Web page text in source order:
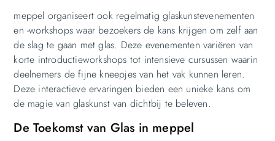
meppel organiseert ook regelmatig glaskunstevenementen
en -workshops waar bezoekers de kans krijgen om zelf aan
de slag te gaan met glas. Deze evenementen variëren van
korte introductieworkshops tot intensieve cursussen waarin
deelnemers de fijne kneepjes van het vak kunnen leren.
Deze interactieve ervaringen bieden een unieke kans om
de magie van glaskunst van dichtbij te beleven.
De Toekomst van Glas in meppel